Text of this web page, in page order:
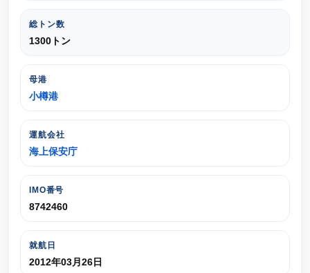
総トン数
1300トン
母港
小樽港
運航会社
海上保安庁
IMO番号
8742460
就航日
2012年03月26日